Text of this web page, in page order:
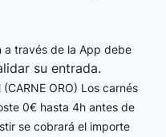
a través de la App debe
su entrada.
ORO) Los carnés
0€ hasta 4h antes de
se cobrará el importe